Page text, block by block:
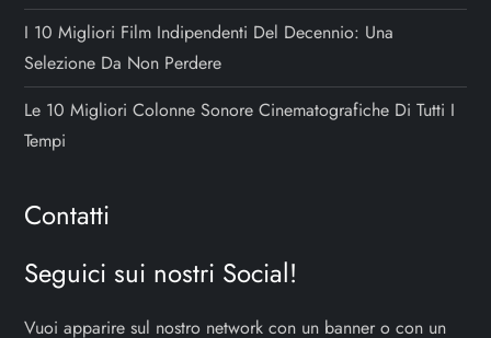
I 10 Migliori Film Indipendenti Del Decennio: Una
Selezione Da Non Perdere
Le 10 Migliori Colonne Sonore Cinematografiche Di Tutti I
Tempi
Contatti
Seguici sui nostri Social!
Vuoi apparire sul nostro network con un banner o con un